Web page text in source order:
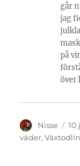
går
jag
på
över
Författare
Nisse 10
väder,